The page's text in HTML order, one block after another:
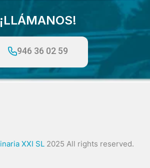
¡LLÁMANOS!
946 36 02 59
XXI SL 2025 All rights reserved.